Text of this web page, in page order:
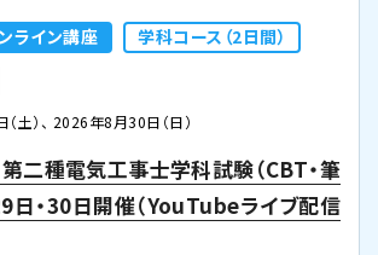
ライン講座 学科コース（2日間）
土） 2026年8月30日（日）
第二種電気工事士学科試験（CBT・筆
日・30日開催（YouTubeライブ配信